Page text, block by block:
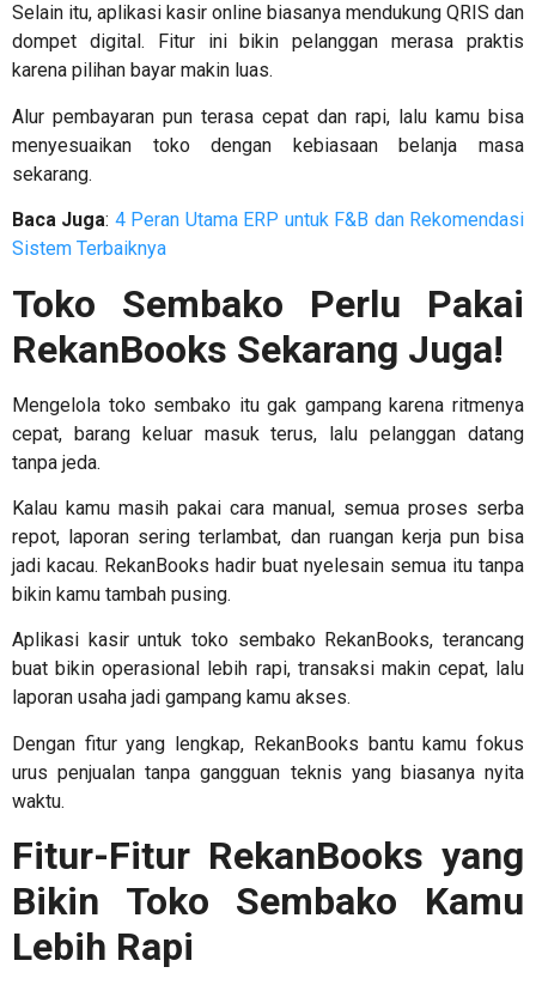
Selain itu, aplikasi kasir online biasanya mendukung QRIS dan
dompet digital. Fitur ini bikin pelanggan merasa praktis
karena pilihan bayar makin luas.
Alur pembayaran pun terasa cepat dan rapi, lalu kamu bisa
menyesuaikan toko dengan kebiasaan belanja masa
sekarang.
Baca Juga: 4 Peran Utama ERP untuk F&B dan Rekomendasi
Sistem Terbaiknya
Toko Sembako Perlu Pakai
RekanBooks Sekarang Juga!
Mengelola toko sembako itu gak gampang karena ritmenya
cepat, barang keluar masuk terus, lalu pelanggan datang
tanpa jeda.
Kalau kamu masih pakai cara manual, semua proses serba
repot, laporan sering terlambat, dan ruangan kerja pun bisa
jadi kacau. RekanBooks hadir buat nyelesain semua itu tanpa
bikin kamu tambah pusing.
Aplikasi kasir untuk toko sembako RekanBooks, terancang
buat bikin operasional lebih rapi, transaksi makin cepat, lalu
laporan usaha jadi gampang kamu akses.
Dengan fitur yang lengkap, RekanBooks bantu kamu fokus
urus penjualan tanpa gangguan teknis yang biasanya nyita
waktu.
Fitur-Fitur RekanBooks yang
Bikin Toko Sembako Kamu
Lebih Rapi